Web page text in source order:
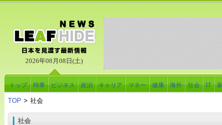
2026年08月08日(土)
トップ 時事 ビジネス 政治 キャリア マネー 健康 海外 社会 IT
TOP > 社会
社会